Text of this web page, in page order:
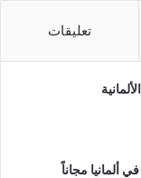
تعليقات
ألمانيا مجاناً